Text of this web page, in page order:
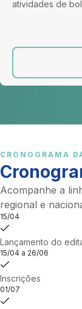
atividades de
CRONOGRAMA
Acompanhe a
regional e
15/04
Lançamento do
15/04 a 26/06
Inscrições
01/07